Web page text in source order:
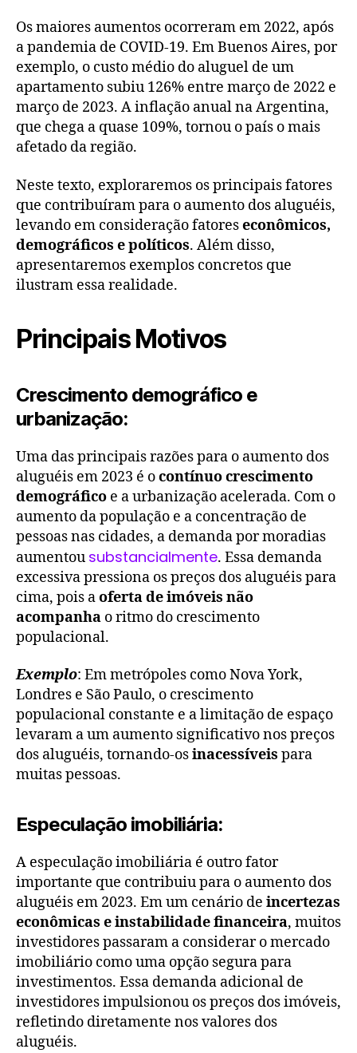
Os maiores aumentos ocorreram em 2022, após
a pandemia de COVID-19. Em Buenos Aires, por
exemplo, o custo médio do aluguel de um
apartamento subiu 126% entre março de 2022 e
março de 2023. A inflação anual na Argentina,
que chega a quase 109%, tornou o país o mais
afetado da região.
Neste texto, exploraremos os principais fatores
que contribuíram para o aumento dos aluguéis,
levando em consideração fatoreseconômicos,
demográficos e políticos. Além disso,
apresentaremos exemplos concretos que
ilustram essa realidade.
Principais Motivos
Crescimento demográfico e
urbanização:
Uma das principais razões para o aumento dos
aluguéis em 2023 é ocontínuo crescimento
demográfico e a urbanização acelerada. Com o
aumento da população e a concentração de
pessoas nas cidades, a demanda por moradias
aumentou substancialmente. Essa demanda
excessiva pressiona os preços dos aluguéis para
cima, pois aoferta de imóveis não
acompanha o ritmo do crescimento
populacional.
Exemplo: Em metrópoles como Nova York,
Londres e São Paulo, o crescimento
populacional constante e a limitação de espaço
levaram a um aumento significativo nos preços
dos aluguéis, tornando-osinacessíveis para
muitas pessoas.
Especulação imobiliária:
A especulação imobiliária é outro fator
importante que contribuiu para o aumento dos
aluguéis em 2023. Em um cenário de incertezas
econômicas e instabilidade financeira, muitos
investidores passaram a considerar o mercado
imobiliário como uma opção segura para
investimentos. Essa demanda adicional de
investidores impulsionou os preços dos imóveis,
refletindo diretamente nos valores dos
aluguéis.